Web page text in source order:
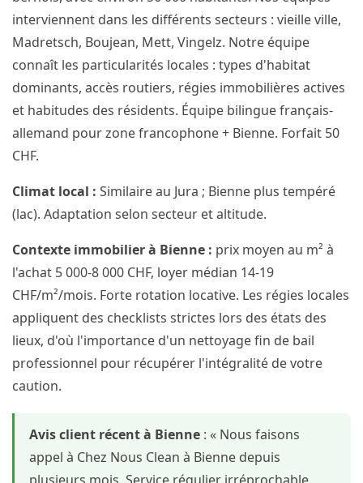
interviennent dans les différents secteurs : vieille ville,
Madretsch, Boujean, Mett, Vingelz. Notre équipe
connaît les particularités locales : types d'habitat
dominants, accès routiers, régies immobilières actives
et habitudes des résidents. Équipe bilingue français-
allemand pour zone francophone + Bienne. Forfait 50
CHF.
Climat local : Similaire au Jura ; Bienne plus tempéré
(lac). Adaptation selon secteur et altitude.
Contexte immobilier à Bienne : prix moyen au m² à
l'achat 5 000-8 000 CHF, loyer médian 14-19
CHF/m²/mois. Forte rotation locative. Les régies locales
appliquent des checklists strictes lors des états des
lieux, d'où l'importance d'un nettoyage fin de bail
professionnel pour récupérer l'intégralité de votre
caution.
Avis client récent à Bienne : « Nous faisons
appel à Chez Nous Clean à Bienne depuis